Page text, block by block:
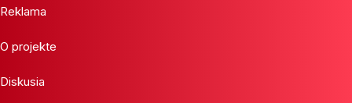
Reklama
O projekte
Diskusia